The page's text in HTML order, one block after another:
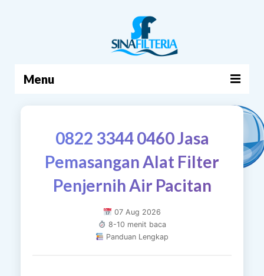
Menu
PRODUK
TENTANG KAMI
ARTIKEL
0822 3344 0460 Jasa
Pemasangan Alat Filter
Penjernih Air Pacitan
07 Aug 2026
8-10 menit baca
Panduan Lengkap